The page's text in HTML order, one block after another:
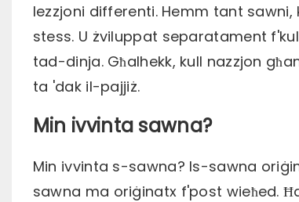
lezzjoni differenti. Hemm tant
stess. U żviluppat separatament
tad-dinja. Għalhekk, kull nazzjon
ta 'dak il-pajjiż.
Min ivvinta sawna?
Min ivvinta s-sawna? Is-sawna
sawna ma oriġinatx f'post wieħed.